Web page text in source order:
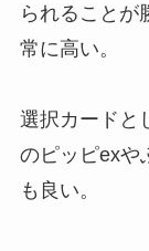
られることが
常に高い。
選択カードと
のピッピexや
も良い。